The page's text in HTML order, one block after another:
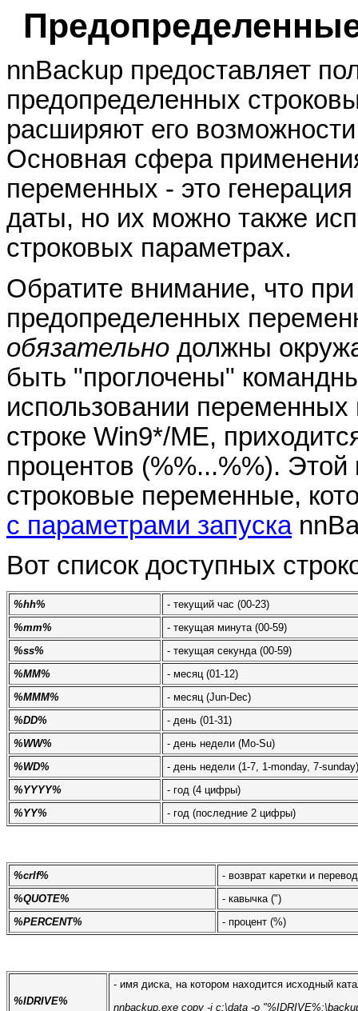
nnBackup предоставляет
предопределенных
расширяют его
Основная сфера
переменных - это
даты, но их можно также
строковых параметрах.
Обратите внимание, что
предопределенных
обязательно должны
быть "проглочены"
использовании
строке Win9*/ME,
процентов (%%...%%).
строковые переменные,
с параметрами запуска
Вот список доступных
%hh%
- текущий час (00-23)
%mm%
- текущая минута (00-59)
%ss%
- текущая секунда (00-59)
%MM%
- месяц (01-12)
%MMM%
- месяц (Jun-Dec)
%DD%
- день (01-31)
%WW%
- день недели (Mo-Su)
%WD%
- день недели (1-7, 1-monday, 7-sunday)
%YYYY%
- год (4 цифры)
%YY%
- год (последние 2 цифры)
%crlf%
- возврат каретки и
%QUOTE%
- кавычка (")
%PERCENT%
- процент (%)
%IDRIVE%
- имя диска, на котором находится исходный
nnbackup.exe copy -i c:\data -o